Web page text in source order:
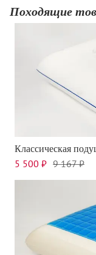
Походящие
Классическая
5 500 ₽ 9 167 ₽